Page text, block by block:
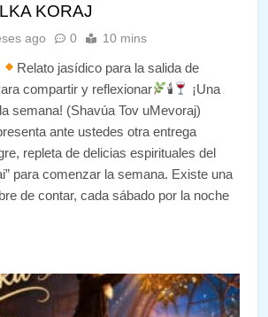
KORAJ
ago 0 10 mins
Relato jasídico para la salida de
compartir y reflexionar 🕯
¡Una
semana! (Shavúa Tov uMevoraj)
ante ustedes otra entrega
repleta de delicias espirituales del
para comenzar la semana. Existe una
de contar, cada sábado por la noche